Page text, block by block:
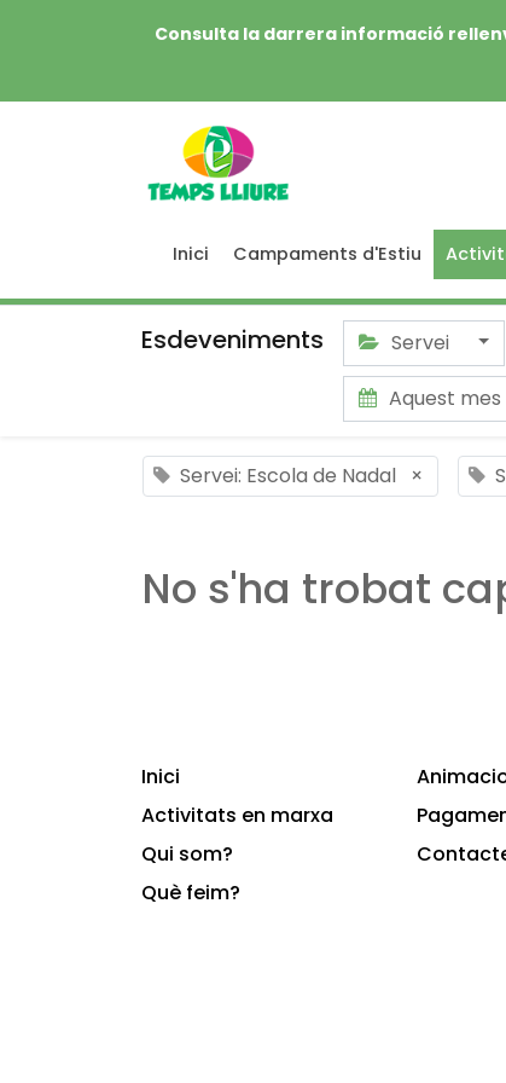
Consulta la darrera informació
Inici Campaments d'Estiu
Esdeveniments Servei
Aquest mes
Servei: Escola de Nadal ×
No s'ha trobat
Inici
Activitats en marxa
Qui som?
Què feim?